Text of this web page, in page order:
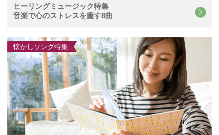
ヒーリングミュージック特集
音楽で心のストレスを癒す8曲
懐かしソング特集